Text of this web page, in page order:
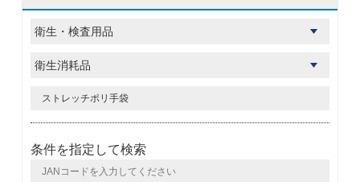
条件を指定して検索